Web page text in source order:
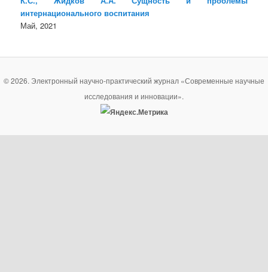
интернационального воспитания
Май, 2021
© 2026. Электронный научно-практический журнал «Современные научные
исследования и инновации».